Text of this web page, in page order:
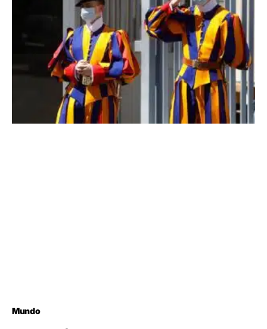
Mundo